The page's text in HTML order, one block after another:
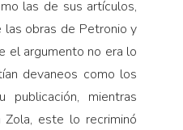
las de sus artículos,
obras de Petronio y
el argumento no era lo
devaneos como los
mientras
Zola, este lo recriminó